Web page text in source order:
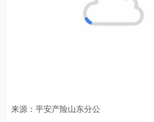
来源：平安产险山东分公